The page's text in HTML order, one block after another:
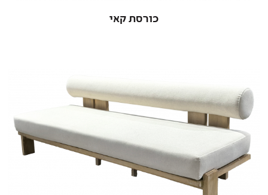
כורסת קאי